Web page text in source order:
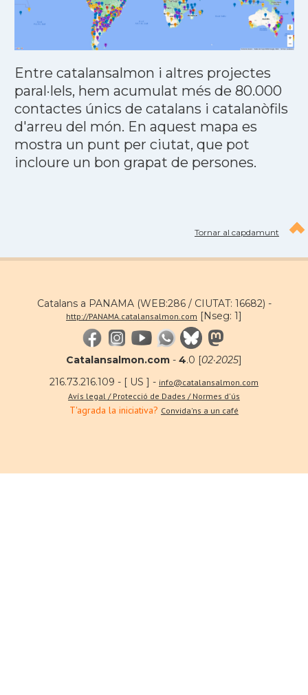
Entre catalansalmon i altres projectes
paral·lels, hem acumulat més de 80.000
contactes únics de catalans i catalanòfils
d'arreu del món. En aquest mapa es
mostra un punt per ciutat, que pot
incloure un bon grapat de persones.
Tornar al capdamunt
Catalans a PANAMA (WEB:286 / CIUTAT: 16682) -
http://PANAMA.catalansalmon.com [Nseg: 1]
Catalansalmon.com - 4.0 [02·2025]
216.73.216.109 - [ US ] - info@catalansalmon.com
Avís legal / Protecció de Dades / Normes d'ús
T'agrada la iniciativa? Convida'ns a un café